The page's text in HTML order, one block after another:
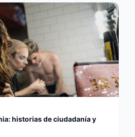
historias de ciudadanía y